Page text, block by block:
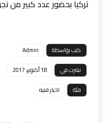
تركيا بحضور عدد كبير من
كتب بواسطة
Admin
نشرت في
18 أكتوبر، 2017
فئة
اخبار فنيه